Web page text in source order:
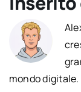
mondo digitale.